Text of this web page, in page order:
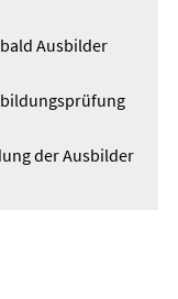
Ausbilder
der Ausbilder